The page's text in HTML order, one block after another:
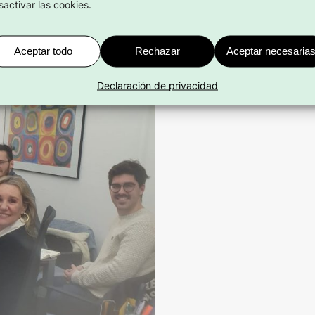
las cookies.
Aceptar todo Rechazar Aceptar
Declaración de privacidad